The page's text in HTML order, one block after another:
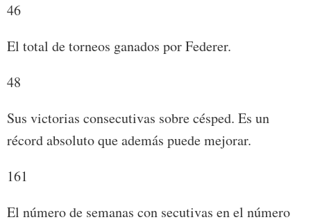
46
El total de torneos ganados por Federer.
48
Sus victorias consecutivas sobre césped. Es un
récord absoluto que además puede mejorar.
161
El número de semanas con secutivas en el número